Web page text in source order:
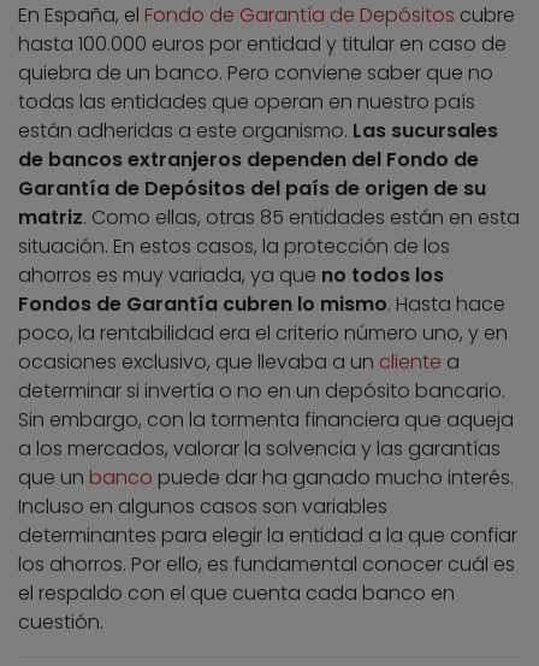
En España, el Fondo de Garantía de Depósitos cubre
hasta 100.000 euros por entidad y titular en caso de
quiebra de un banco. Pero conviene saber que no
todas las entidades que operan en nuestro país
están adheridas a este organismo. Las sucursales
de bancos extranjeros dependen del Fondo de
Garantía de Depósitos del país de origen de su
matriz. Como ellas, otras 85 entidades están en esta
situación. En estos casos, la protección de los
ahorros es muy variada, ya que no todos los
Fondos de Garantía cubren lo mismo. Hasta hace
poco, la rentabilidad era el criterio número uno, y en
ocasiones exclusivo, que llevaba a un cliente a
determinar si invertía o no en un depósito bancario.
Sin embargo, con la tormenta financiera que aqueja
a los mercados, valorar la solvencia y las garantías
que un banco puede dar ha ganado mucho interés.
Incluso en algunos casos son variables
determinantes para elegir la entidad a la que confiar
los ahorros. Por ello, es fundamental conocer cuál es
el respaldo con el que cuenta cada banco en
cuestión.